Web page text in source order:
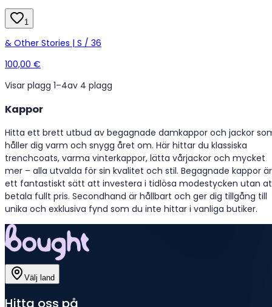
1
& Other Stories | S / 36
100,00 €
Visar plagg 1–4av 4 plagg
Kappor
Hitta ett brett utbud av begagnade damkappor och jackor
håller dig varm och snygg året om. Här hittar du klassiska
trenchcoats, varma vinterkappor, lätta vårjackor och mycket
mer – alla utvalda för sin kvalitet och stil. Begagnade kappor är
ett fantastiskt sätt att investera i tidlösa modestycken utan
betala fullt pris. Secondhand är hållbart och ger dig tillgång till
unika och exklusiva fynd som du inte hittar i vanliga butiker.
Välj land
Hitta oss på